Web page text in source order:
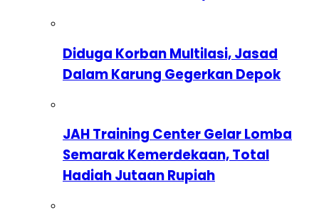
Diduga Korban Multilasi, Jasad
Dalam Karung Gegerkan Depok
JAH Training Center Gelar Lomba
Semarak Kemerdekaan, Total
Hadiah Jutaan Rupiah